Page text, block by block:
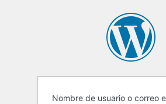
Nombre de usuario o correo